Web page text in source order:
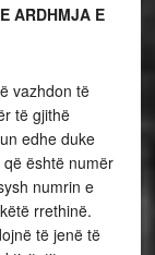
ARDHMJA E
vazhdon të
të gjithë
edhe duke
është numër
numrin e
rrethinë.
të jenë të